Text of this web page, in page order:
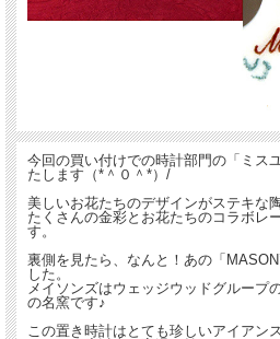
今回の買い付けでの時計部門の「ミス
たします（*＾０＾*）/
美しいお花たちのデザインがステキな
たくさんの金彩とお花たちのコラボレ
す。
裏側を見たら、なんと！あの「
した。
メイソンズはウェッジウッドグループ
の名窯です♪
この置き時計はとても珍しいアイアン